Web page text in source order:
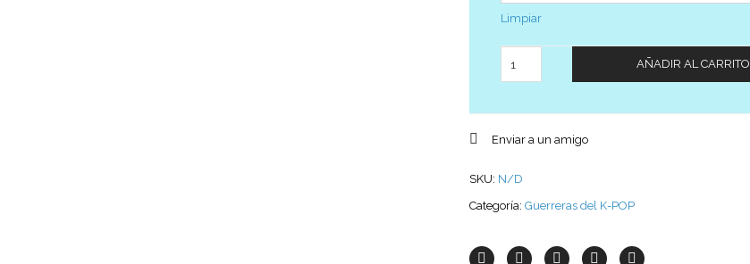
Limpiar
AÑADIR AL CARRITO
Enviar a un amigo
SKU: N/D
Categoría: Guerreras del K-POP